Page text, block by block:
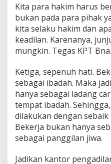
Kita para hakim harus
bukan pada para pihak
kita selaku hakim dan
keadilan. Karenanya,
mungkin. Tegas KPT Bna.
Ketiga, sepenuh hati.
sebagai ibadah. Maka
hanya sebagai ladang
tempat ibadah.
dilakukan dengan
Bekerja bukan hanya
sebagai panggilan jiwa.
Jadikan kantor